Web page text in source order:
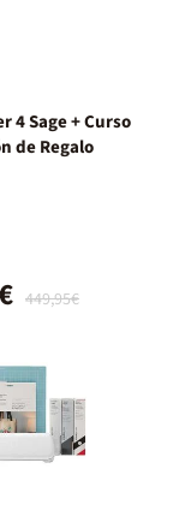
4 Sage + Curso
de Regalo
449,95€